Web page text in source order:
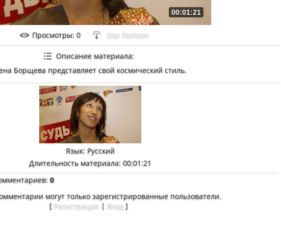
00:01:21
Просмотры: 0 Star Fashion
Описание материала:
Борщева представляет свой космический стиль.
Язык: Русский
Длительность материала: 00:01:21
:0
могут только зарегистрированные пользователи.
[ Регистрация | Вход ]